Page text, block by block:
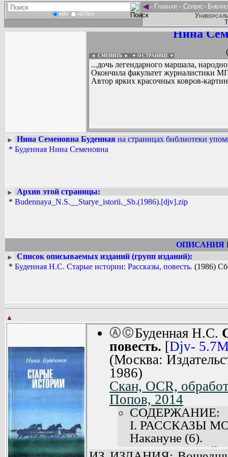
«И» «ИЛИ»
◄- Главная - Сервис-
Нина
◄ СМЕНИТЬ ► ▼ О СТРАНИЦЕ ▼
...дочь легендарного маршала,
Окончила факультет журналистики
Автор ярких красочных ковров-
Вадим Ершов...
► Нина Семеновна Буденная на страницах библиотеки
* Буденная Нина Семеновна
►
Архив этой страницы:
* Budennaya_N.S.__Starye_istorii._Sb.(1986).[djv].zip
ОПИСАНИЯ
►
Список описываемых изданий (групп изданий):
* Буденная Н.С. Старые истории: Рассказы, повесть. (1986)
▲
ⒶⒸБуденная Н.С.
повесть. [Djv-
(Москва:
1986)
Скан, OCR,
Попов, 2014
СОДЕРЖАНИЕ:
I. РАССКАЗЫ
Накануне (6).
Товарищ